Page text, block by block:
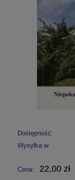
Dostępność:
Wysyłka w:
Cena: 22,00 zł